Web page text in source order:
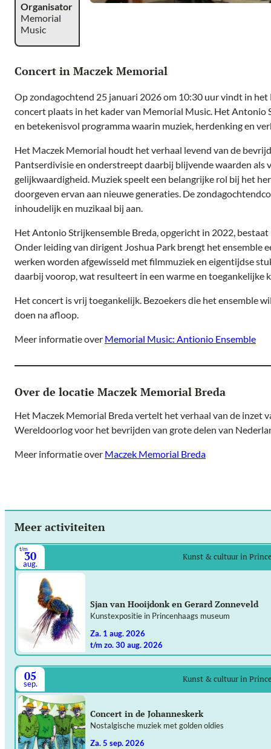
Organisator
Memorial
Music
Concert in Maczek Memorial
Op zondagochtend 25 januari 2026 om 10:30 uur vindt in
concert plaats in het kader van Memorial Music. Het Antonio
en betekenisvol programma waarin muziek, herdenking en
Het Maczek Memorial houdt het verhaal levend van de
Pantserdivisie en onderstreept daarbij blijvende waarden als
gelijkwaardigheid. Muziek speelt een belangrijke rol bij het
doorgeven ervan aan nieuwe generaties. De
inhoudelijk en muzikaal bij aan.
Het Antonio Strijkensemble Breda, opgericht in 2022,
Onder leiding van dirigent Joshua Park brengt het ensemble
werken worden afgewisseld met filmmuziek en eigentijdse
daarbij voorop, wat resulteert in een warme en toegankelijke
Het concert is vrij toegankelijk. Bezoekers die het ensemble
doen na afloop.
Meer informatie over Memorial Music: Antionio Ensemble
Over de locatie Maczek Memorial Breda
Het Maczek Memorial Breda vertelt het verhaal van de inzet
Wereldoorlog voor het bevrijden van grote delen van
Meer informatie over Maczek Memorial Breda
Meer activiteiten
t/m
30
aug.
Kunst & cultuur in
Sjan van Hooijdonk en Gerard Zonneveld
Kunstexpositie in Princenhaags museum
za. 1 aug. 2026
t/m zo. 30 aug. 2026
05
sep. Kunst & cultuur in
Concert in de Johanneskerk
Nostalgische muziek met golden oldies
za. 5 sep. 2026